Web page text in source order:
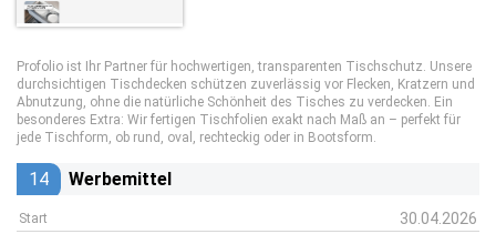
Profolio ist Ihr Partner für hochwertigen, transparenten Tischschutz. Unsere
durchsichtigen Tischdecken schützen zuverlässig vor Flecken, Kratzern und
Abnutzung, ohne die natürliche Schönheit des Tisches zu verdecken. Ein
besonderes Extra: Wir fertigen Tischfolien exakt nach Maß an – perfekt für
jede Tischform, ob rund, oval, rechteckig oder in Bootsform.
14 Werbemittel
Start 30.04.2026